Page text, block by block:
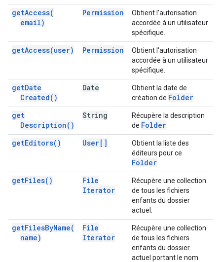
getAccess(
email)
Permission
Obtient l'autorisation
accordée à un utilisateur
spécifique.
getAccess(user) Permission
Obtient l'autorisation
accordée à un utilisateur
spécifique.
getDate
Created( )
Date
Obtient la date de
création de Folder
get
Description( )
String
Récupère la description
de Folder
getEditors( ) User[]
Obtient la liste des
éditeurs pour ce
Folder
getFiles( )
File
Iterator
Récupère une collection
de tous les fichiers
enfants du dossier
actuel.
getFilesByName(
name)
File
Iterator
Récupère une collection
de tous les fichiers
enfants du dossier
actuel portant le nom